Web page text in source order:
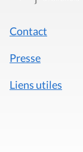
Contact
Presse
Liens utiles